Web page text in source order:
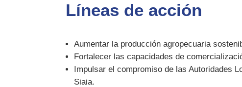
Líneas de acción
Aumentar la producción agropecuaria
Fortalecer las capacidades de
Impulsar el compromiso de las Autoridades
Siaia.